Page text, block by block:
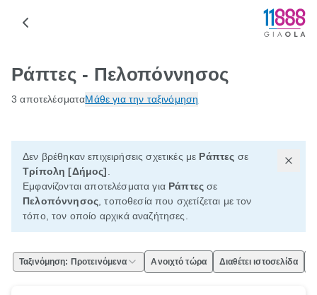
Ράπτες - Πελοπόννησος
3 αποτελέσματαΜάθε για την ταξινόμηση
Δεν βρέθηκαν επιχειρήσεις σχετικές με Ράπτες σε
Τρίπολη [Δήμος]
Εμφανίζονται αποτελέσματα για Ράπτες σε
Πελοπόννησος , τοποθεσία που σχετίζεται με τον
τόπο, τον οποίο αρχικά αναζήτησες.
Ταξινόμηση: Προτεινόμενα Ανοιχτό τώρα Διαθέτει ιστοσελίδα